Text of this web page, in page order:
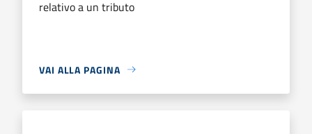
relativo a un tributo
VAI ALLA PAGINA